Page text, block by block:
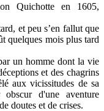
Quichotte en 1605,
et peu s’en fallut que
quelques mois plus tard
un homme dont la vie
et des chagrins
aux vicissitudes de sa
d'une aventure
doutes et de crises.